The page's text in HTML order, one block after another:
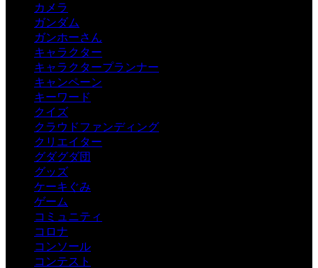
カメラ
ガンダム
ガンホーさん
キャラクター
キャラクタープランナー
キャンペーン
キーワード
クイズ
クラウドファンディング
クリエイター
グダグダ団
グッズ
ケーキぐみ
ゲーム
コミュニティ
コロナ
コンソール
コンテスト